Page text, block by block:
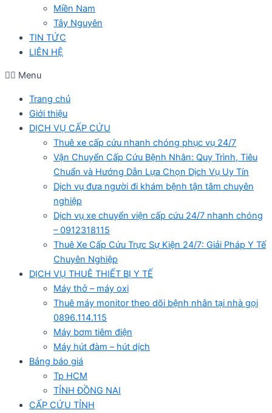
Miền Nam
Tây Nguyên
TIN TỨC
LIÊN HỆ
Menu
Trang chủ
Giới thiệu
DỊCH VỤ CẤP CỨU
Thuê xe cấp cứu nhanh chóng phục vụ 24/7
Vận Chuyển Cấp Cứu Bệnh Nhân: Quy Trình, Tiêu
Chuẩn và Hướng Dẫn Lựa Chọn Dịch Vụ Uy Tín
Dịch vụ đưa người đi khám bệnh tận tâm chuyên
nghiệp
Dịch vụ xe chuyển viện cấp cứu 24/7 nhanh chóng
– 0912318115
Thuê Xe Cấp Cứu Trực Sự Kiện 24/7: Giải Pháp Y Tế
Chuyên Nghiệp
DỊCH VỤ THUÊ THIẾT BỊ Y TẾ
Máy thở – máy oxi
Thuê máy monitor theo dõi bệnh nhân tại nhà gọi
0896.114.115
Máy bơm tiêm điện
Máy hút đàm – hút dịch
Bảng báo giá
Tp HCM
TỈNH ĐỒNG NAI
CẤP CỨU TỈNH